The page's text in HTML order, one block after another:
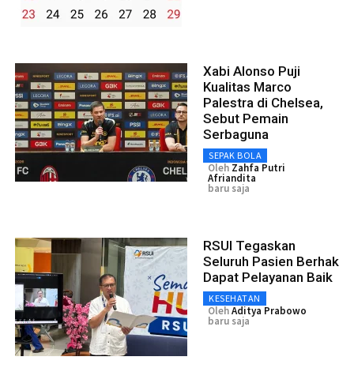
Xabi Alonso Puji
Kualitas Marco
Palestra di Chelsea,
Sebut Pemain
Serbaguna
SEPAK BOLA
Oleh Zahfa Putri
Afriandita
baru saja
RSUI Tegaskan
Seluruh Pasien Berhak
Dapat Pelayanan Baik
KESEHATAN
OlehAditya Prabowo
baru saja